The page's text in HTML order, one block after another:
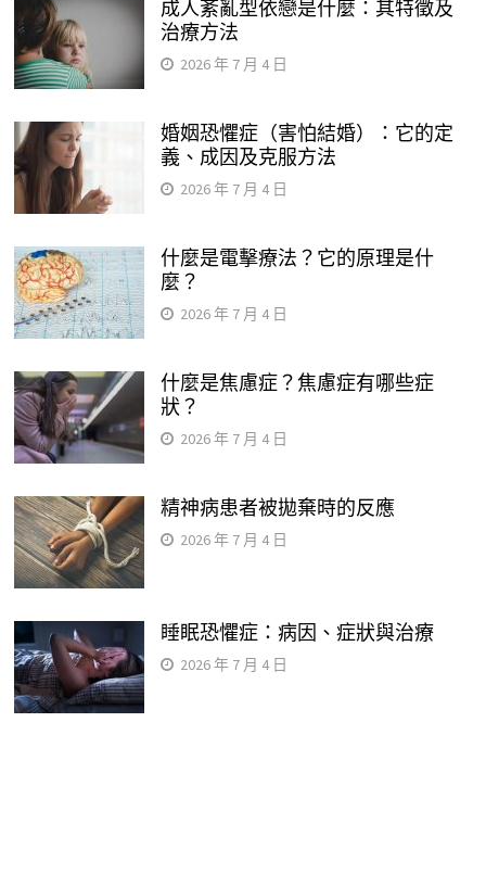
成人紊亂型依戀是什麼：其特徵及
治療方法
2026 年 7 月 4 日
婚姻恐懼症（害怕結婚）：它的定
義、成因及克服方法
2026 年 7 月 4 日
什麼是電擊療法？它的原理是什
麼？
2026 年 7 月 4 日
什麼是焦慮症？焦慮症有哪些症
狀？
2026 年 7 月 4 日
精神病患者被拋棄時的反應
2026 年 7 月 4 日
睡眠恐懼症：病因、症狀與治療
2026 年 7 月 4 日